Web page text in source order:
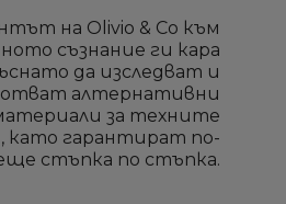
на Olivio & Co към
съзнание ги кара
да изследват и
алтернативни
за техните
като гарантират по-
стъпка по стъпка.